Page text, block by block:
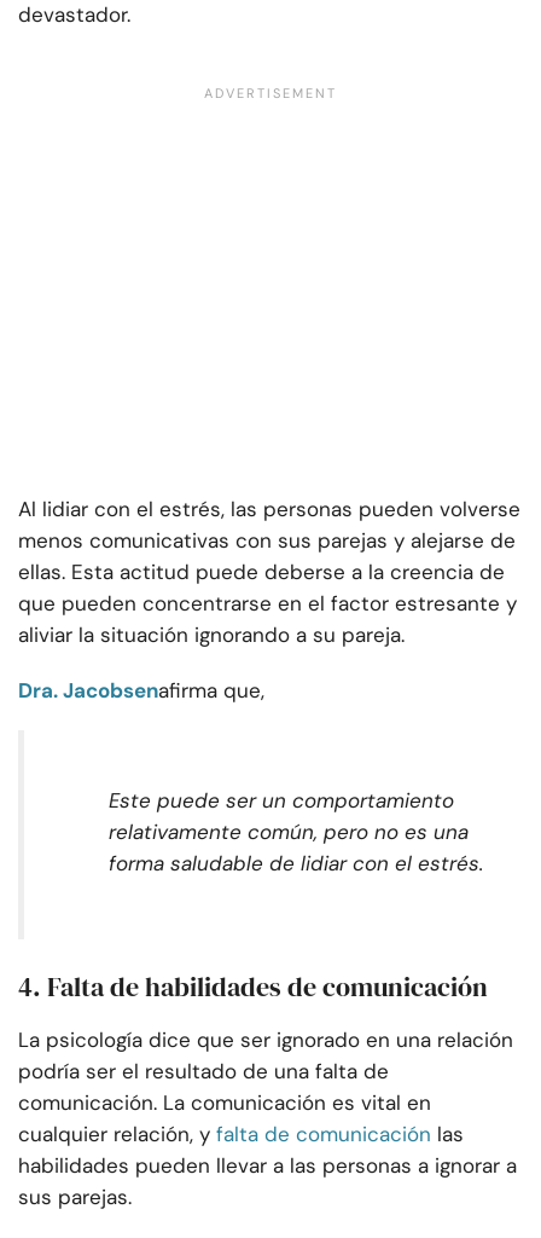
devastador.
Al lidiar con el estrés, las personas pueden volverse
menos comunicativas con sus parejas y alejarse de
ellas. Esta actitud puede deberse a la creencia de
que pueden concentrarse en el factor estresante y
aliviar la situación ignorando a su pareja.
Dra. Jacobsenafirma que,
Este puede ser un comportamiento
relativamente común, pero no es una
forma saludable de lidiar con el estrés.
4. Falta de habilidades de comunicación
La psicología dice que ser ignorado en una relación
podría ser el resultado de una falta de
comunicación. La comunicación es vital en
cualquier relación, y falta de comunicación las
habilidades pueden llevar a las personas a ignorar a
sus parejas.